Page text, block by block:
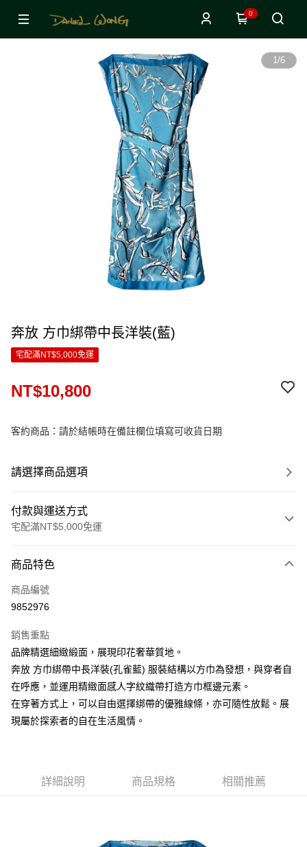
0
1/6
奔放 方巾綁帶中長洋裝(藍)
宅配滿NT$5,000免運
NT$10,800
客約商品：請於結帳時在備註欄位填寫可收貨日期
請選擇商品選項
付款與運送方式
宅配滿NT$5,000免運
信用卡一次付款
LINE Pay
ATM付款
運送方式
宅配
每筆NT$80，滿NT$5,000(含以上)免運費
商品特色
商品編號
9852976
銷售重點
品牌精選細緻緞面，展現印花奢華質地。
奔放 方巾綁帶中長洋裝(孔雀藍) 服裝結構以方巾為發想，與穿者自
在呼應，並運用精緻面感人字紋織帶打造方巾框邊元素。
在穿著方式上，可以自由選擇綁帶的優雅線條，亦可隨性放鬆。展
現屬於探索者的自在生活風情。
詳細說明 商品規格 相關推薦